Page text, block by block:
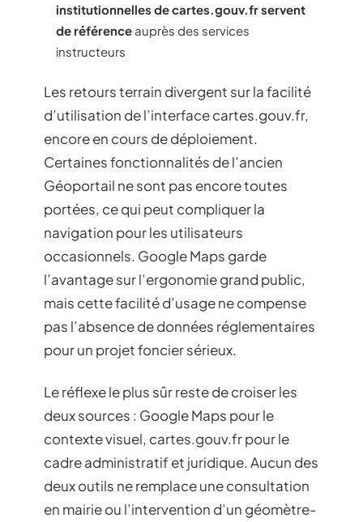
institutionnelles de cartes.gouv.fr servent
de référence auprès des services
instructeurs
Les retours terrain divergent sur la facilité
d’utilisation de l’interface cartes.gouv.fr,
encore en cours de déploiement.
Certaines fonctionnalités de l’ancien
Géoportail ne sont pas encore toutes
portées, ce qui peut compliquer la
navigation pour les utilisateurs
occasionnels. Google Maps garde
l’avantage sur l’ergonomie grand public,
mais cette facilité d’usage ne compense
pas l’absence de données réglementaires
pour un projet foncier sérieux.
Le réflexe le plus sûr reste de croiser les
deux sources : Google Maps pour le
contexte visuel, cartes.gouv.fr pour le
cadre administratif et juridique. Aucun des
deux outils ne remplace une consultation
en mairie ou l’intervention d’un géomètre-